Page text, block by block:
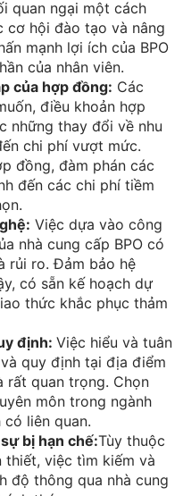
quan ngại một cách
cơ hội đào tạo và nâng
mạnh lợi ích của BPO
của nhân viên.
của hợp đồng: Các
điều khoản hợp
những thay đổi về nhu
chi phí vượt mức.
đồng, đàm phán các
đến các chi phí tiềm
Việc dựa vào công
nhà cung cấp BPO có
rủi ro. Đảm bảo hệ
có sẵn kế hoạch dự
thức khắc phục thảm
định: Việc hiểu và tuân
quy định tại địa điểm
rất quan trọng. Chọn
môn trong ngành
liên quan.
bị hạn chế:Tùy thuộc
việc tìm kiếm và
độ thông qua nhà cung